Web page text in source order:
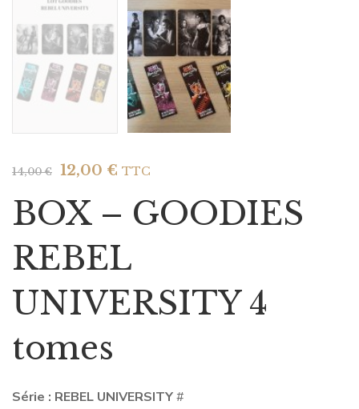
14,00€ 12,00 € TTC
BOX – GOODIES
REBEL
UNIVERSITY 4
tomes
Série : REBEL UNIVERSITY#